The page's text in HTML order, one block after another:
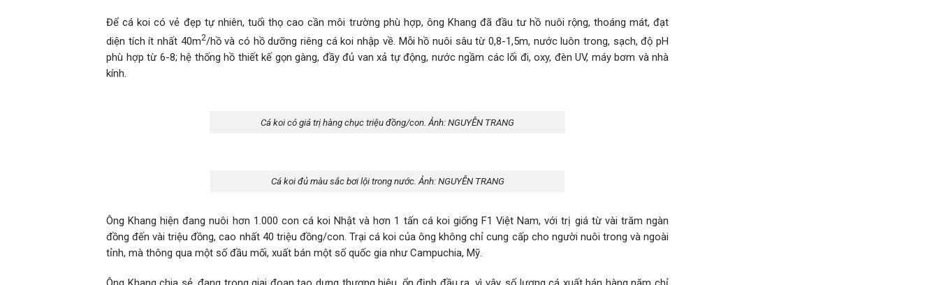
Để cá koi có vẻ đẹp tự nhiên, tuổi thọ cao cần môi trường phù hợp, ông Khang đã đầu tư hồ nuôi rộng, thoáng mát, đạt
diện tích ít nhất 40m2/hồ và có hồ dưỡng riêng cá koi nhập về. Mỗi hồ nuôi sâu từ 0,8-1,5m, nước luôn trong, sạch, độ pH
phù hợp từ 6-8; hệ thống hồ thiết kế gọn gàng, đầy đủ van xả tự động, nước ngầm các lối đi, oxy, đèn UV, máy bơm và nhà
kính.
Cá koi có giá trị hàng chục triệu đồng/con. Ảnh: NGUYỄN TRANG
Cá koi đủ màu sắc bơi lội trong nước. Ảnh: NGUYỄN TRANG
Ông Khang hiện đang nuôi hơn 1.000 con cá koi Nhật và hơn 1 tấn cá koi giống F1 Việt Nam, với trị giá từ vài trăm ngàn
đồng đến vài triệu đồng, cao nhất 40 triệu đồng/con. Trại cá koi của ông không chỉ cung cấp cho người nuôi trong và ngoài
tỉnh, mà thông qua một số đầu mối, xuất bán một số quốc gia như Campuchia, Mỹ.